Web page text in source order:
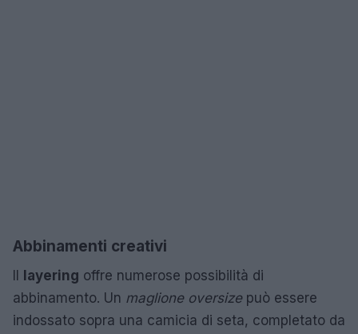
Abbinamenti creativi
Il layering offre numerose possibilità di
abbinamento. Un maglione oversizepuò essere
indossato sopra una camicia di seta, completato da